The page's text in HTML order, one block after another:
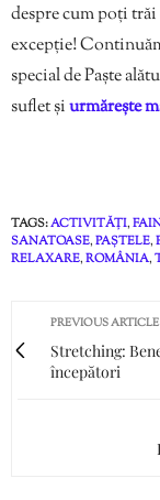
despre cum poți trăi
excepție!
special de Paște
suflet șiurmărește
TAGS:ACTIVITĂȚI,
SANATOASE,PAȘTELE,
RELAXARE,ROMÂNIA,
PREVIOUS ARTICLE
Stretching:
începători